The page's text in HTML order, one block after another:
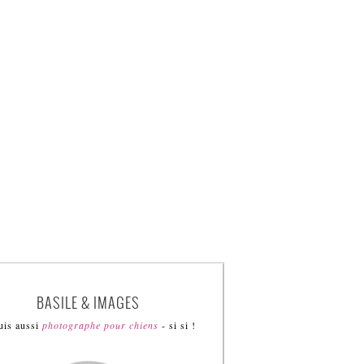
BASILE & IMAGES
aussi photographe pour chiens - si si !